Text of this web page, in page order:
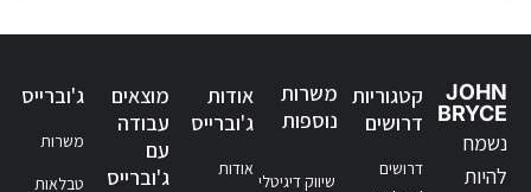
JOHN
BRYCE
נשמח
להיות
קטגוריות
דרושים
דרושים
משרות
נוספות
שיווק דיגיטלי
אודות
ג'וברייס
אודות
מוצאים
עבודה
עם
ג'וברייס
ג'וברייס
משרות
טבלאות